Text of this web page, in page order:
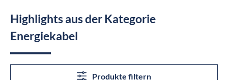
Highlights aus der Kategorie
Energiekabel
Produkte filtern